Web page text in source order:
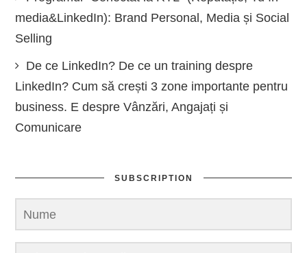
media&LinkedIn): Brand Personal, Media și Social
Selling
De ce LinkedIn? De ce un training despre
LinkedIn? Cum să crești 3 zone importante pentru
business. E despre Vânzări, Angajați și
Comunicare
SUBSCRIPTION